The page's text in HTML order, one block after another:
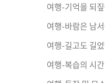
여행-기억을 되
여행-바람은 남
여행-길고도 길
여행-복습의 시